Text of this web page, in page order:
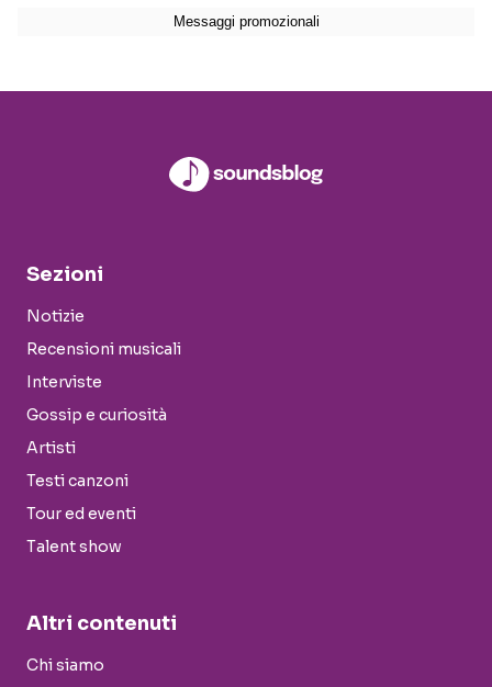
Sezioni
Notizie
Recensioni musicali
Interviste
Gossip e curiosità
Artisti
Testi canzoni
Tour ed eventi
Talent show
Altri contenuti
Chi siamo